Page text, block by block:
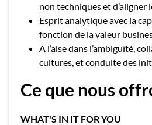
non techniques et d’aligner
Esprit analytique avec la
fonction de la valeur
A l’aise dans l’ambiguïté,
cultures, et conduite des
Ce que nous
WHAT'S IN IT FOR YOU